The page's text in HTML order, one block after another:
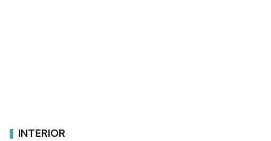
INTERIOR